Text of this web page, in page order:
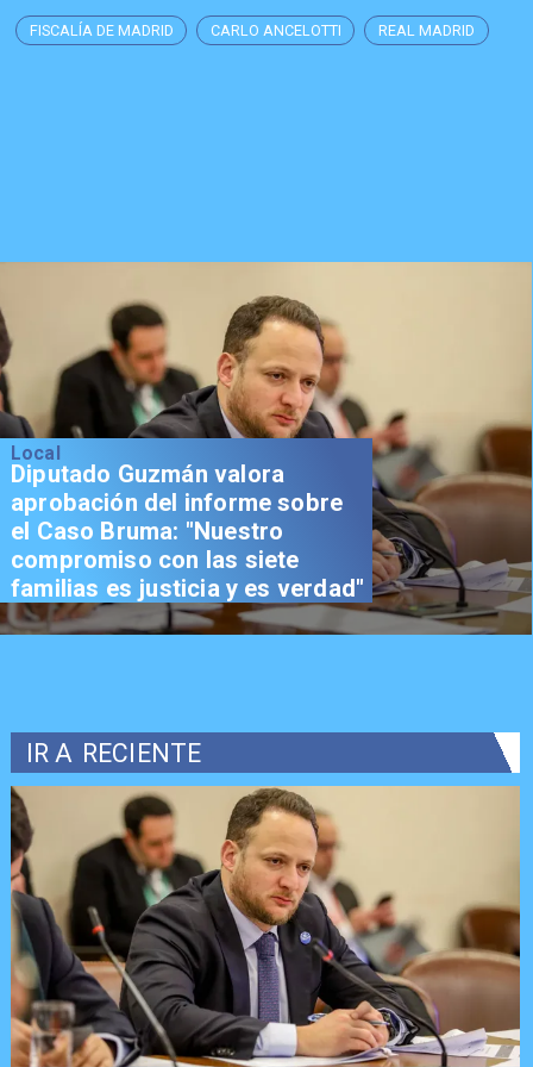
FISCALÍA DE MADRID CARLO ANCELOTTI REAL MADRID
Local
Diputado Guzmán valora
aprobación del informe sobre
el Caso Bruma: "Nuestro
compromiso con las siete
familias es justicia y es verdad"
IR A RECIENTE